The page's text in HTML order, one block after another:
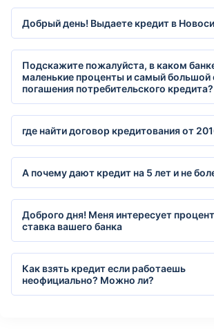
Добрый день! Выдаете кредит в
Подскажите пожалуйста, в каком
маленькие проценты и самый большой
погашения потребительского кредита?
где найти договор кредитования от
А почему дают кредит на 5 лет и не
Доброго дня! Меня интересует
ставка вашего банка
Как взять кредит если работаешь
неофициально? Можно ли?